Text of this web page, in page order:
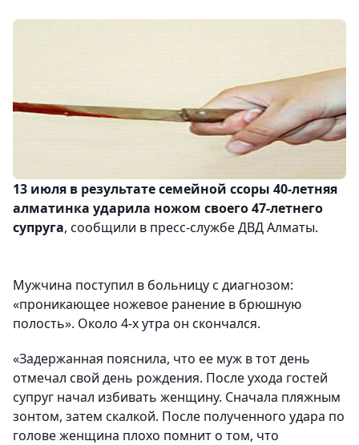
13 июля в результате семейной ссоры 40-летняя
алматинка ударила ножом своего 47-летнего
супруга, сообщили в пресс-службе ДВД Алматы.
Мужчина поступил в больницу с диагнозом:
«проникающее ножевое ранение в брюшную
полость». Около 4-х утра он скончался.
«Задержанная пояснила, что ее муж в тот день
отмечал свой день рождения. После ухода гостей
супруг начал избивать женщину. Сначала пляжным
зонтом, затем скалкой. После полученного удара по
голове женщина плохо помнит о том, что